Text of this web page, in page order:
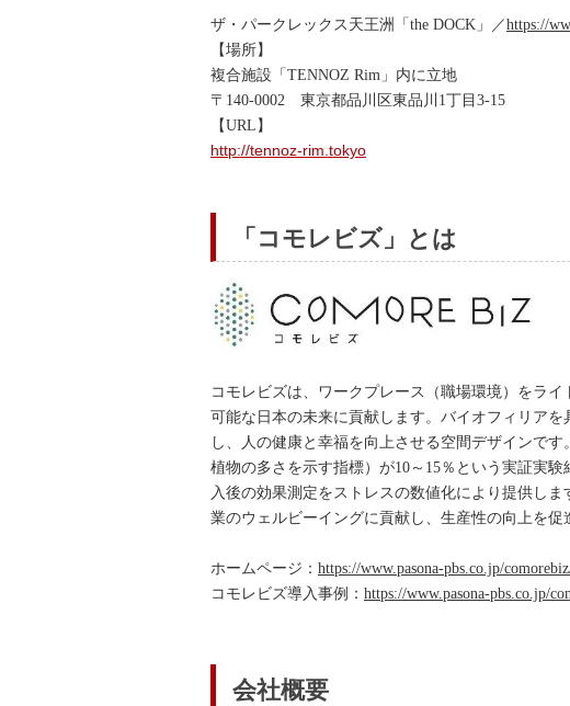
ザ・パークレックス天王洲「the DOCK」／https://
【場所】
複合施設「TENNOZ Rim」内に立地
〒140-0002 東京都品川区東品川1丁目3-15
【URL】
http://tennoz-rim.tokyo
「コモレビズ」とは
コモレビズは、ワークプレース（職場環境）をラ
可能な日本の未来に貢献します。バイオフィリア
し、人の健康と幸福を向上させる空間デザインで
植物の多さを示す指標）が10～15％という実証実
入後の効果測定をストレスの数値化により提供し
業のウェルビーイングに貢献し、生産性の向上を
ホームページ： https://www.pasona-pbs.co.jp/
コモレビズ導入事例： https://www.pasona-pbs.co.jp/
会社概要